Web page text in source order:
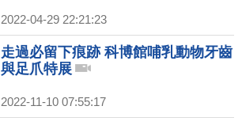
2022-04-29 22:21:23
走過必留下痕跡 科博館哺乳動物牙齒
與足爪特展
2022-11-10 07:55:17